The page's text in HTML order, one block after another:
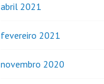
abril 2021
fevereiro 2021
novembro 2020